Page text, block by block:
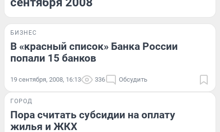
БИЗНЕС
В «красный список» Банка России
попали 15 банков
19 сентября, 2008, 16:13 336 Обсудить
ГОРОД
Пора считать субсидии на оплату
жилья и ЖКХ